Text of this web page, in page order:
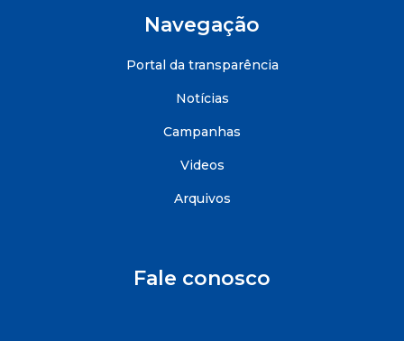
Navegação
Portal da transparência
Notícias
Campanhas
Videos
Arquivos
Fale conosco